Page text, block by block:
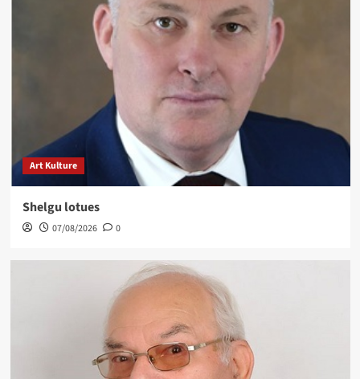
Art Kulture
Shelgu lotues
07/08/2026 0